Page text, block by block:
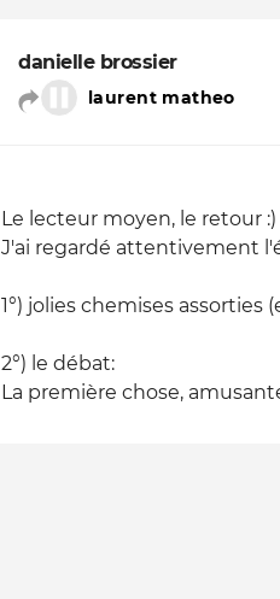
danielle brossier
laurent matheo
Le lecteur moyen, le retour :)
J'ai regardé attentivement
1°) jolies chemises assorties
2°) le débat:
La première chose,